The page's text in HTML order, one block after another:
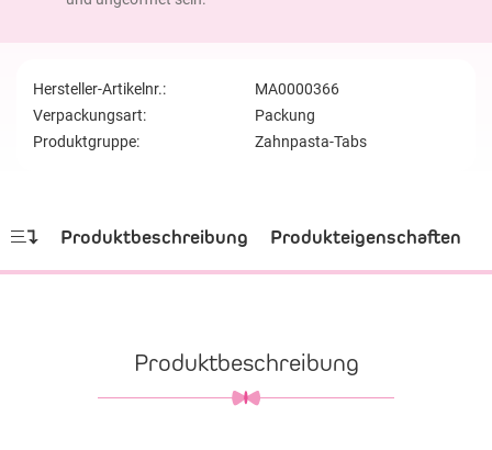
Hersteller-Artikelnr.:
MA0000366
Verpackungsart:
Packung
Produktgruppe:
Zahnpasta-Tabs
Produktbeschreibung Produkteigenschaften
Produktbeschreibung